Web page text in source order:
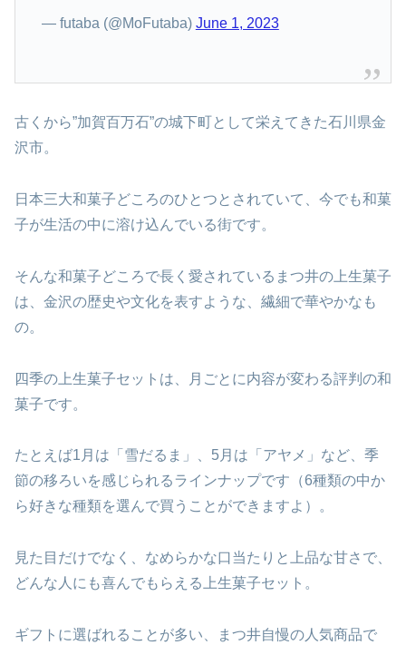
— futaba (@MoFutaba) June 1, 2023
古くから”加賀百万石”の城下町として栄えてきた石川県金
沢市。
日本三大和菓子どころのひとつとされていて、今でも和菓
子が生活の中に溶け込んでいる街です。
そんな和菓子どころで長く愛されているまつ井の上生菓子
は、金沢の歴史や文化を表すような、繊細で華やかなも
の。
四季の上生菓子セットは、月ごとに内容が変わる評判の和
菓子です。
たとえば1月は「雪だるま」、5月は「アヤメ」など、季
節の移ろいを感じられるラインナップです（6種類の中か
ら好きな種類を選んで買うことができますよ）。
見た目だけでなく、なめらかな口当たりと上品な甘さで、
どんな人にも喜んでもらえる上生菓子セット。
ギフトに選ばれることが多い、まつ井自慢の人気商品で